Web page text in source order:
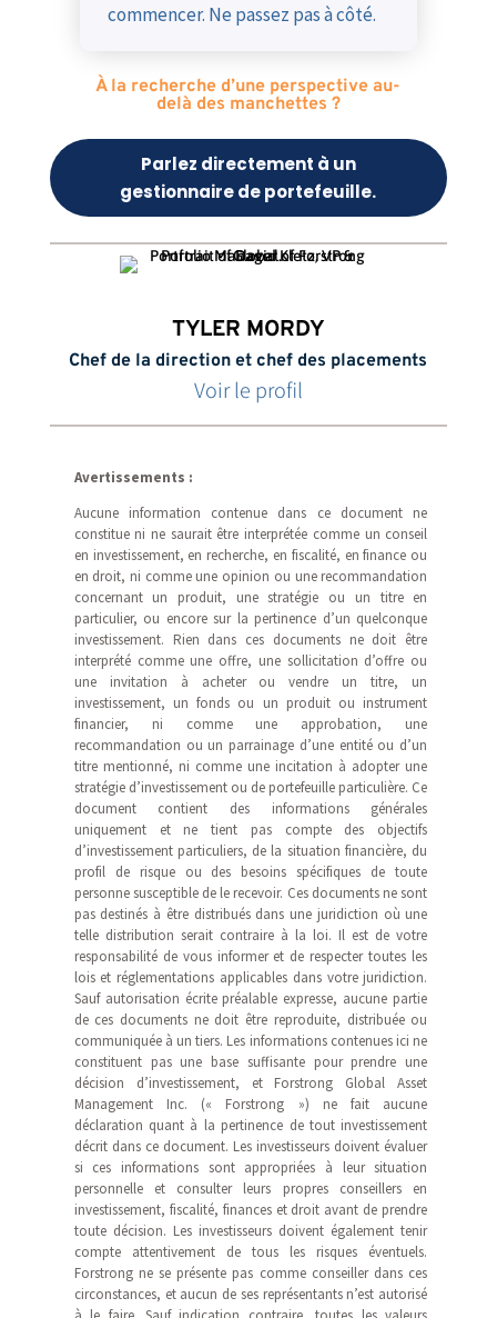
commencer. Ne passez pas à côté.
À la recherche d’une perspective au-
delà des manchettes ?
Parlez directement à un
gestionnaire de portefeuille.
TYLER MORDY
Chef de la direction et chef des placements
Voir le profil
Avertissements :
Aucune information contenue dans ce document ne
constitue ni ne saurait être interprétée comme un conseil
en investissement, en recherche, en fiscalité, en finance ou
en droit, ni comme une opinion ou une recommandation
concernant un produit, une stratégie ou un titre en
particulier, ou encore sur la pertinence d’un quelconque
investissement. Rien dans ces documents ne doit être
interprété comme une offre, une sollicitation d’offre ou
une invitation à acheter ou vendre un titre, un
investissement, un fonds ou un produit ou instrument
financier, ni comme une approbation, une
recommandation ou un parrainage d’une entité ou d’un
titre mentionné, ni comme une incitation à adopter une
stratégie d’investissement ou de portefeuille particulière. Ce
document contient des informations générales
uniquement et ne tient pas compte des objectifs
d’investissement particuliers, de la situation financière, du
profil de risque ou des besoins spécifiques de toute
personne susceptible de le recevoir. Ces documents ne sont
pas destinés à être distribués dans une juridiction où une
telle distribution serait contraire à la loi. Il est de votre
responsabilité de vous informer et de respecter toutes les
lois et réglementations applicables dans votre juridiction.
Sauf autorisation écrite préalable expresse, aucune partie
de ces documents ne doit être reproduite, distribuée ou
communiquée à un tiers. Les informations contenues ici ne
constituent pas une base suffisante pour prendre une
décision d’investissement, et Forstrong Global Asset
Management Inc. (« Forstrong ») ne fait aucune
déclaration quant à la pertinence de tout investissement
décrit dans ce document. Les investisseurs doivent évaluer
si ces informations sont appropriées à leur situation
personnelle et consulter leurs propres conseillers en
investissement, fiscalité, finances et droit avant de prendre
toute décision. Les investisseurs doivent également tenir
compte attentivement de tous les risques éventuels.
Forstrong ne se présente pas comme conseiller dans ces
circonstances, et aucun de ses représentants n’est autorisé